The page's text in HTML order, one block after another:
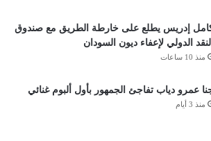
إدريس يطلع على خارطة الطريق مع صندوق
النقد الدولي لإعفاء ديون السودان
منذ 10 ساعات
عمرو دياب تفاجئ الجمهور بأول ألبوم غنائي
منذ 3 أيام